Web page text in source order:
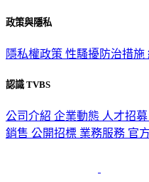
政策與隱私
隱私權政策 性騷擾防治措施
認識 TVBS
公司介紹 企業動態 人才招募
銷售 公開招標 業務服務 官